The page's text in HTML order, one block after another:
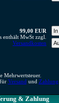
99,00 EUR
enthält MwSt zzgl.
Versandkosten
Mehrwertsteuer.
Versand und Zahlung
& Zahlung